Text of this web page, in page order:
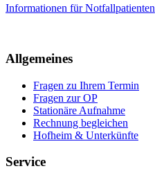
Informationen für Notfallpatienten
Allgemeines
Fragen zu Ihrem Termin
Fragen zur OP
Stationäre Aufnahme
Rechnung begleichen
Hofheim & Unterkünfte
Service